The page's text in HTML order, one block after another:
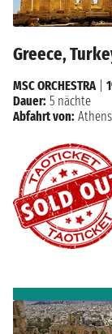
Greece,
MSC ORCHESTRA|
Dauer: 5 nächte
Abfahrt von: Athens